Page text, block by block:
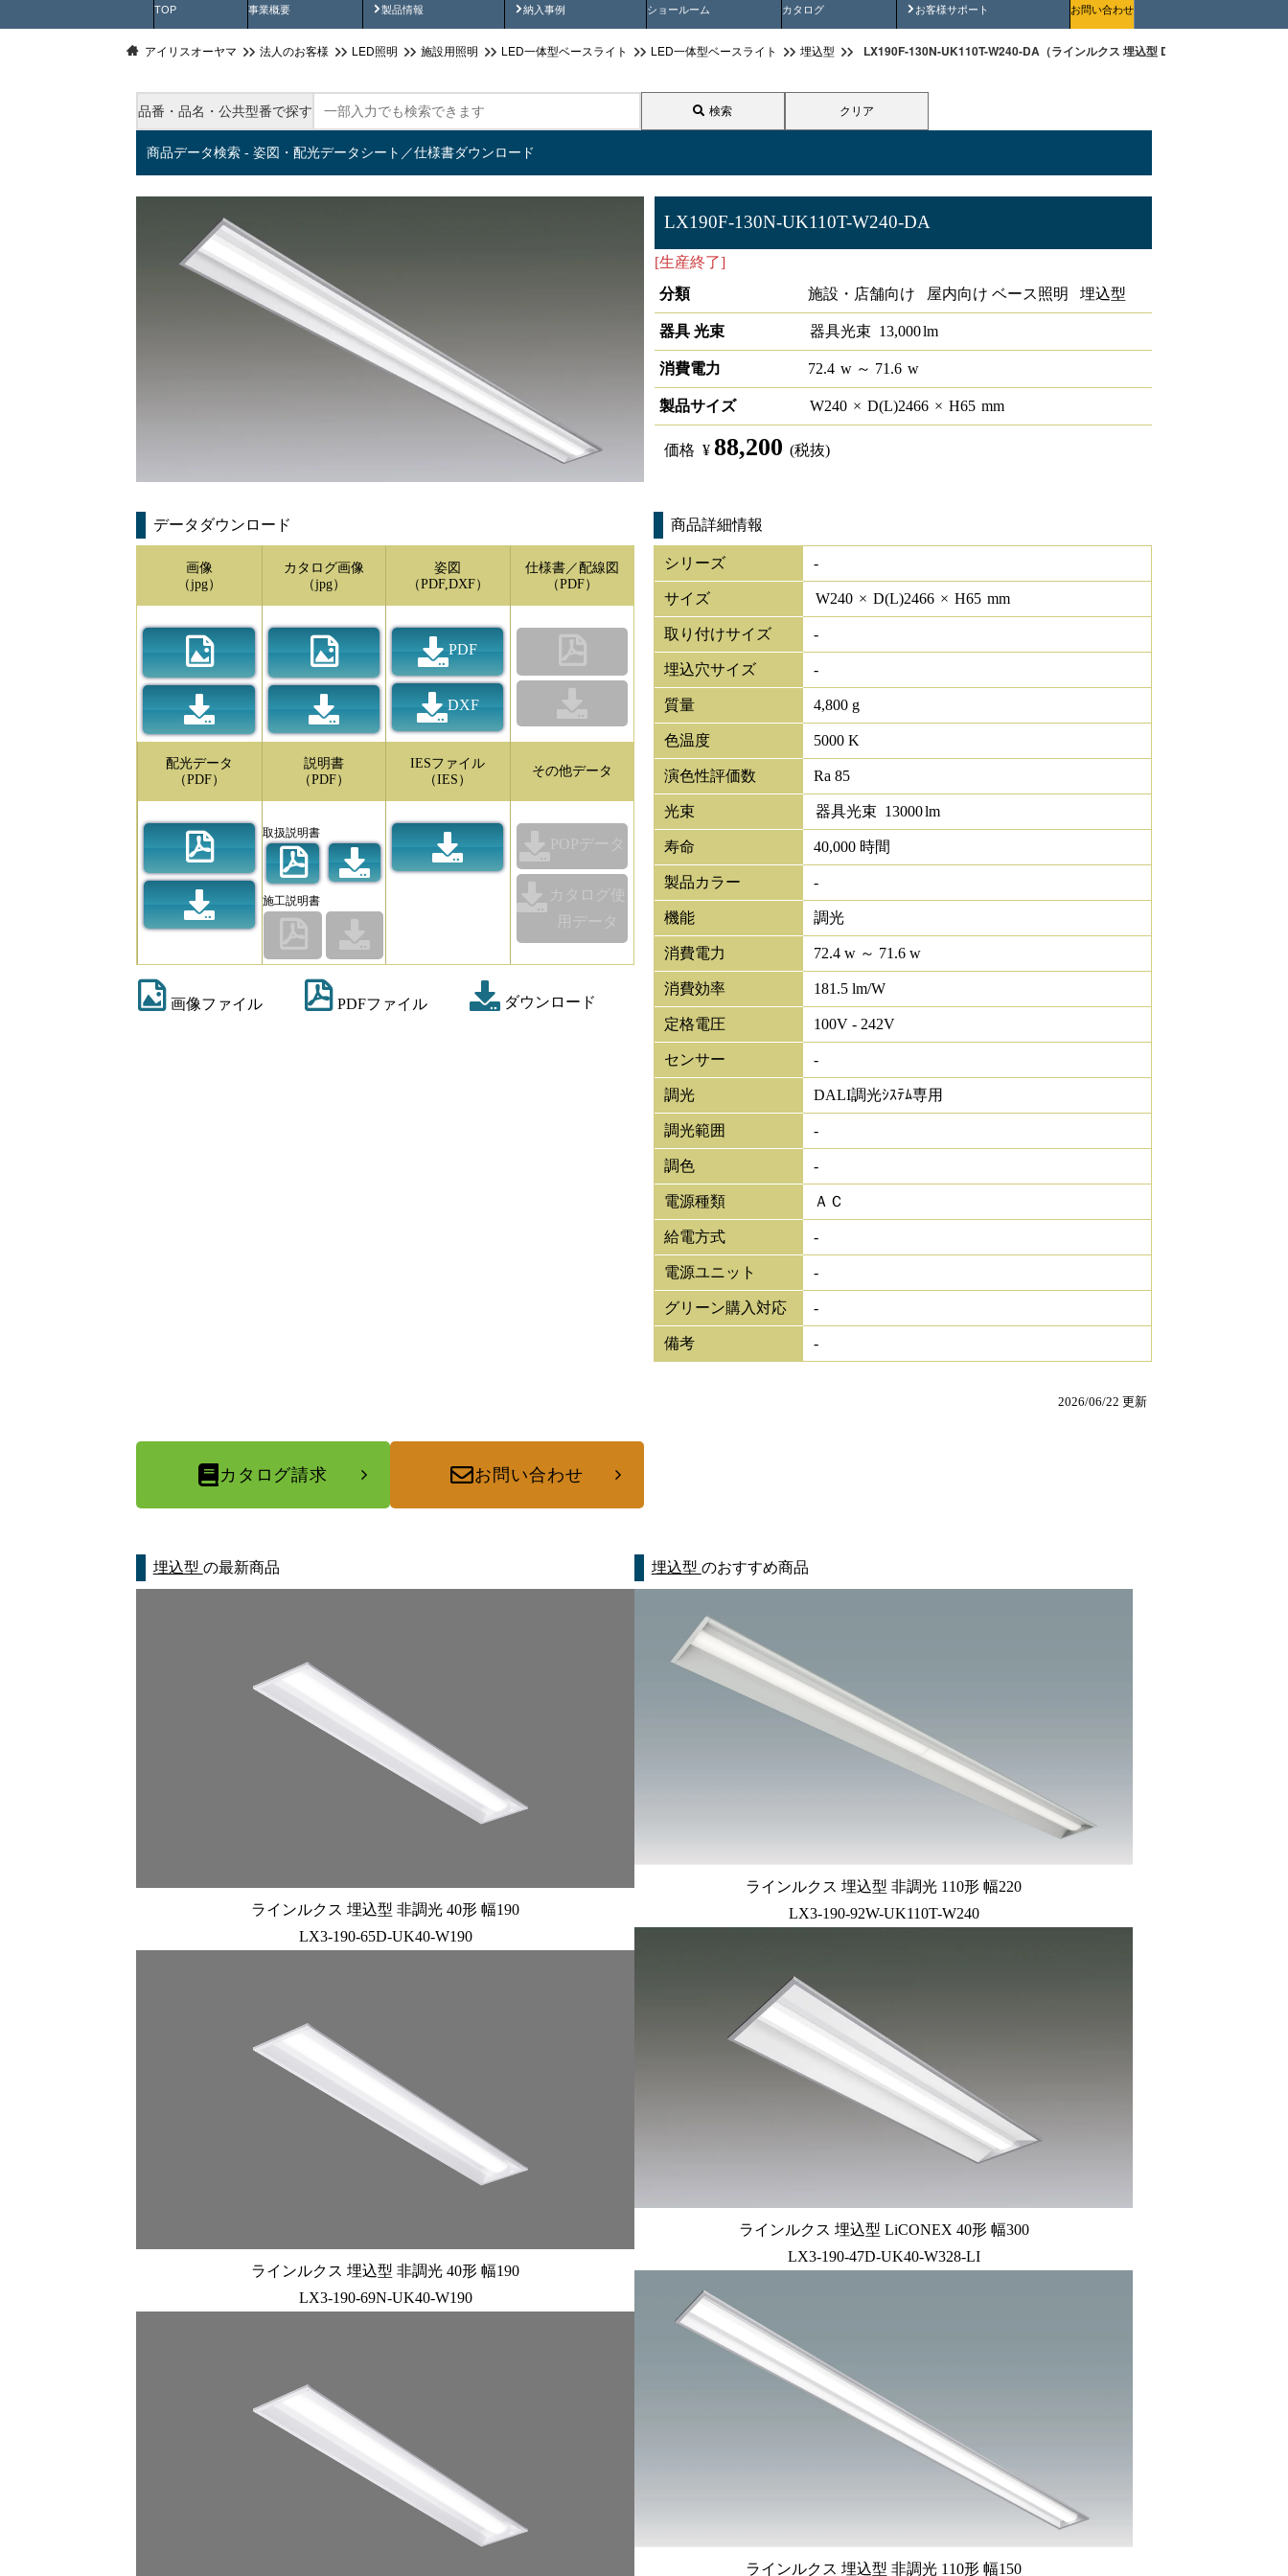
TOP 事業概要 製品情報
製品動画 納入事例
納入事例動画 ショールーム カタログ お客様サポート
安全にご使用いただくためにお問い合わせ
アイリスオーヤマ 法人のお客様 LED照明 施設用照明 LED一体型ベースライト LED一体型ベースライト 埋込型 LX190F-130N-UK110T-W240-DA（ラインルクス 埋込型 DALI 110形 幅220 ）
品番・品名・公共型番で探す 検索 クリア
商品データ検索 - 姿図・配光データシート／仕様書ダウンロード
LX190F-130N-UK110T-W240-DA
[生産終了]
分類
施設・店舗向け 屋内向け ベース照明 埋込型
器具 光束 器具光束 13,000lm
消費電力 72.4 w ～ 71.6 w
製品サイズ W240 × D(L)2466 × H65 mm
価格 ¥ 88,200 (税抜)
データダウンロード
画像
（jpg）
カタログ画像
（jpg）
姿図
（PDF,DXF）
PDF
DXF
仕様書／配線図
（PDF）
配光データ
（PDF）
説明書
（PDF）
取扱説明書
施工説明書
IESファイル
（IES）
その他データ
POPデータ
カタログ使
用データ
画像ファイル PDFファイル ダウンロード
商品詳細情報
シリーズ -
サイズ W240 × D(L)2466 × H65 mm
取り付けサイズ -
埋込穴サイズ -
質量 4,800 g
色温度 5000 K
演色性評価数 Ra 85
光束 器具光束 13000lm
寿命 40,000 時間
製品カラー -
機能 調光
消費電力 72.4 w ～ 71.6 w
消費効率 181.5 lm/W
定格電圧 100V - 242V
センサー -
調光 DALI調光ｼｽﾃﾑ専用
調光範囲 -
調色 -
電源種類 ＡＣ
給電方式 -
電源ユニット -
グリーン購入対応 -
備考 -
2026/06/22 更新
カタログ請求 お問い合わせ
埋込型 の最新商品
ラインルクス 埋込型 非調光 40形 幅190
LX3-190-65D-UK40-W190
ラインルクス 埋込型 非調光 40形 幅190
LX3-190-69N-UK40-W190
埋込型 のおすすめ商品
ラインルクス 埋込型 非調光 110形 幅220
LX3-190-92W-UK110T-W240
ラインルクス 埋込型 LiCONEX 40形 幅300
LX3-190-47D-UK40-W328-LI
ラインルクス 埋込型 非調光 110形 幅150